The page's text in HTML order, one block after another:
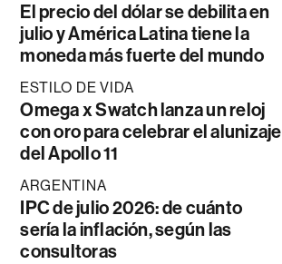
El precio del dólar se debilita en
julio y América Latina tiene la
moneda más fuerte del mundo
ESTILO DE VIDA
Omega x Swatch lanza un reloj
con oro para celebrar el alunizaje
del Apollo 11
ARGENTINA
IPC de julio 2026: de cuánto
sería la inflación, según las
consultoras